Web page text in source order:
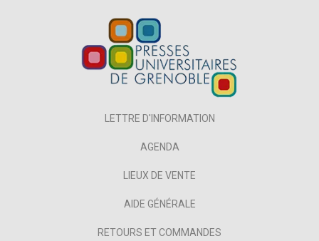
LETTRE D'INFORMATION
AGENDA
LIEUX DE VENTE
AIDE GÉNÉRALE
RETOURS ET COMMANDES